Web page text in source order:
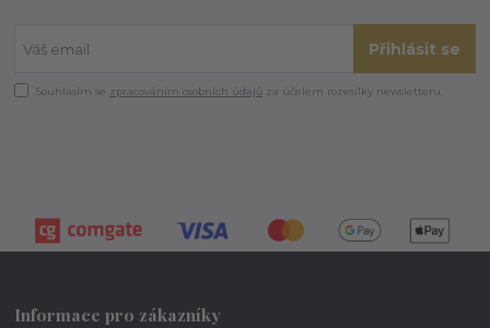
Přihlásit se
Souhlasím se zpracováním osobních údajů za účelem rozesílky newsletteru.
Informace pro zákazníky